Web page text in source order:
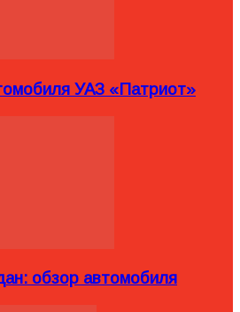
УАЗ «Патриот»
обзор автомобиля